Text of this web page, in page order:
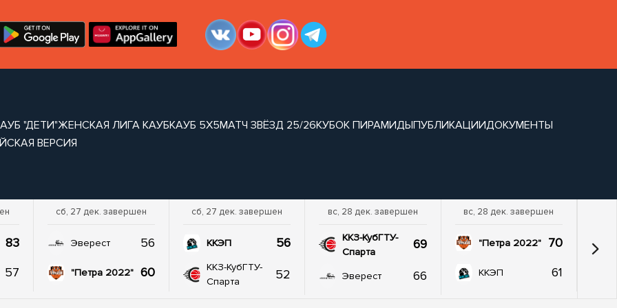
"ДЕТИ"ЖЕНСКАЯ ЛИГА КАУБКАУБ 5Х5МАТЧ ЗВЁЗД 25/26КУБОК ПИРАМИДЫПУБЛИКАЦИИДОКУМЕНТЫ
ВЕРСИЯ
83
57
сб, 27 дек. завершен
Эверест 56
"Петра 2022" 60
сб, 27 дек. завершен
ККЭП 56
ККЗ-КубГТУ-
Спарта
52
вс, 28 дек. завершен
ККЗ-КубГТУ-
Спарта
69
Эверест 66
вс, 28 дек. завершен
"Петра 2022" 70
ККЭП 61